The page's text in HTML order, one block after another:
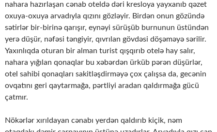
nahara hazırlaşan cənab oteldə dəri kresloya yayxanıb qəzet
oxuya-oxuya arvadıyla qızını gözləyir. Birdən onun gözündə
sətirlər bir-birinə qarışır, eynəyi sürüşüb burnunun üstündən
yerə düşür, nəfəsi təngiyir, qıvrılan gövdəsi döşəməyə sərilir.
Yaxınlıqda oturan bir alman turist qışqırıb otelə hay salır,
nahara yığılan qonaqlar bu xəbərdən ürküb pərən düşürlər,
otel sahibi qonaqları sakitləşdirməyə çox çalışsa da, gecənin
ovqatını geri qaytarmağa, pərtliyi aradan qaldırmağa gücü
çatmır.
Nökərlər xırıldayan cənabı yerdən qaldırıb kiçik, nəm